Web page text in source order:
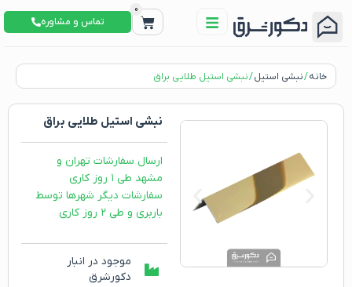
0
تماس و مشاوره
خانه/نبشی استیل/ نبشی استیل طلایی براق
نبشی استیل طلایی براق
ارسال سفارشات تهران و
مشهد طی ۱ روز کاری
سفارشات دیگر شهرها توسط
باربری و طی ۲ روز کاری
موجود در انبار
دکورشرق